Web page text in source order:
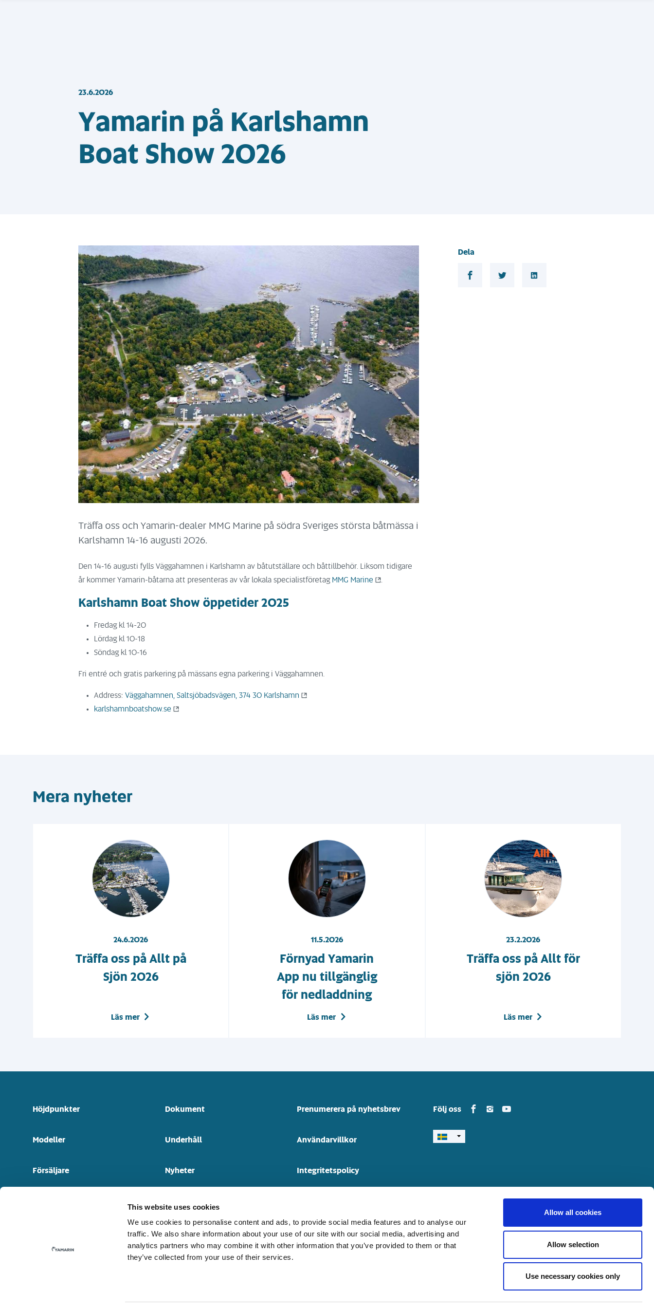
This website uses cookies
We use cookies to personalise content and ads, to provide social media features and to analyse our
traffic. We also share information about your use of our site with our social media, advertising and
analytics partners who may combine it with other information that you’ve provided to them or that
they’ve collected from your use of their services.
Allow all cookies
Allow selection
Use necessary cookies only
23.6.2026
Yamarin på Karlshamn
Boat Show 2026
Träffa oss och Yamarin-dealer MMG Marine på södra Sveriges största båtmässa i
Karlshamn 14-16 augusti 2026.
Den 14-16 augusti fylls Väggahamnen i Karlshamn av båtutställare och båttillbehör. Liksom tidigare
år kommer Yamarin-båtarna att presenteras av vår lokala specialistföretag MMG Marine
Karlshamn Boat Show öppetider 2025
Fredag kl 14-20
Lördag kl 10-18
Söndag kl 10-16
Fri entré och gratis parkering på mässans egna parkering i Väggahamnen.
Address:Väggahamnen, Saltsjöbadsvägen, 374 30 Karlshamn
karlshamnboatshow.se
Dela
Dela på Facebook
Dela på Twitter
Mera nyheter
24.6.2026
Träffa oss på Allt på
Sjön 2026
Läs mer
11.5.2026
Förnyad Yamarin
App nu tillgänglig
för nedladdning
Läs mer
23.2.2026
Träffa oss på Allt för
sjön 2026
Läs mer
Höjdpunkter
Modeller
Försäljare
Dokument
Underhåll
Nyheter
Prenumerera på nyhetsbrev
Användarvillkor
Integritetspolicy
Följ oss Yamarin in Facebook
Yamarin in Instagram
Yamarin in Youtube